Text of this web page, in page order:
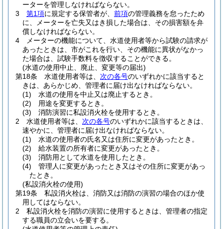
ーターを管理しなければならない。
3
第1項に規定する保管者が、 前項の管理義務を怠ったため
に、メーターを亡失又はき損した場合は、その損害額を弁
償しなければならない。
4
メーターの機能について、水道使用者等から試験の請求が
あったときは、市がこれを行い、その機能に異状がなかっ
た場合は、試験手数料を徴収することができる。
(水道の使用中止、廃止、変更等の届出)
第18条
水道使用者等は、 次の各号のいずれかに該当すると
きは、あらかじめ、管理者に届け出なければならない。
(1)
水道の使用を中止又は廃止するとき。
(2)
用途を変更するとき。
(3)
消防演習に私設消火栓を使用するとき。
2
水道使用者等は、 次の各号のいずれかに該当するときは、
速やかに、管理者に届け出なければならない。
(1)
水道の使用者の氏名又は住所に変更があったとき。
(2)
給水装置の所有者に変更があったとき。
(3)
消防用として水道を使用したとき。
(4)
管理人に変更があったとき又はその住所に変更があっ
たとき。
(私設消火栓の使用)
第19条
私設消火栓は、消防又は消防の演習の場合のほか使
用してはならない。
2
私設消火栓を消防の演習に使用するときは、管理者の指定
する職員の立会いを要する。